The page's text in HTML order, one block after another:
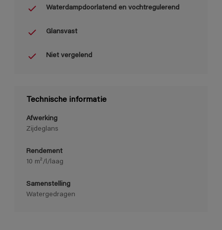
Waterdampdoorlatend en vochtregulerend
Glansvast
Niet vergelend
Technische informatie
Afwerking
Zijdeglans
Rendement
10 m²/l/laag
Samenstelling
Watergedragen